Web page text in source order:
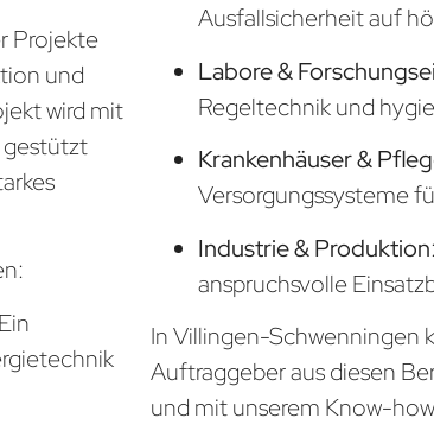
Projekte
und
wird mit
gestützt
Ausfallsicherheit auf
Labore &
Regeltechnik und
Krankenhäuser &
Versorgungssysteme
Industrie & Produktion
anspruchsvolle
In Villingen-Schwenningen
Auftraggeber aus diesen
und mit unserem Know-